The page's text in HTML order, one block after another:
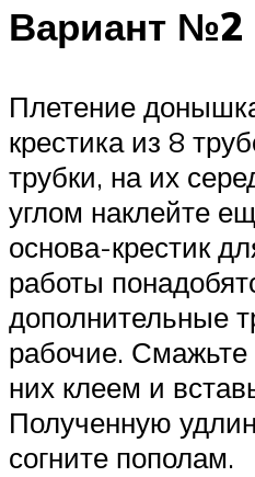
Вариант №2
Плетение
крестика из 8
трубки, на их
углом наклейте
основа-крестик
работы
дополнительные
рабочие. Смажьте
них клеем и
Полученную
согните пополам.